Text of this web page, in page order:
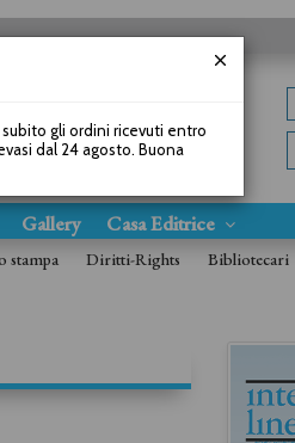
Gallery Casa Editrice
stampa Diritti-Rights Bibliotecari
subito gli ordini ricevuti entro
dal 24 agosto. Buona